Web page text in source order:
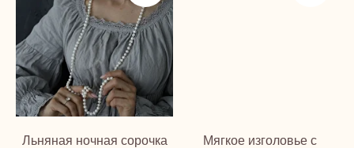
Льняная ночная сорочка
Мягкое изголовье с